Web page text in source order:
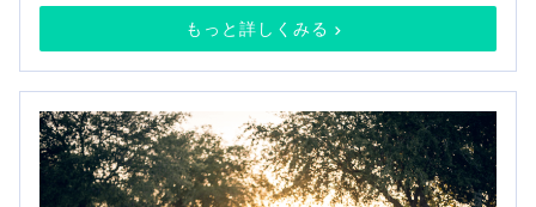
もっと詳しくみる